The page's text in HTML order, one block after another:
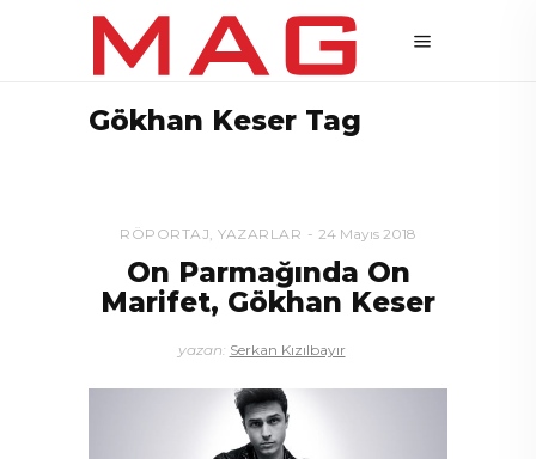
Gökhan Keser Tag
RÖPORTAJ, YAZARLAR 24 Mayıs 2018
On Parmağında On
Marifet, Gökhan Keser
yazan: Serkan Kızılbayır